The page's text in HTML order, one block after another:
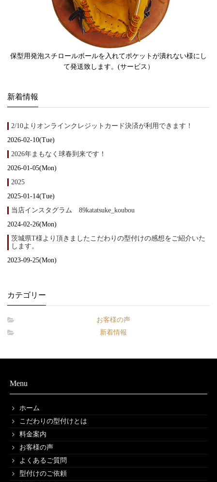
保型用発泡スチロールボールを入れてポケットが潰れない様にし
て発送致します。(サービス）
新着情報
2/10よりオンラインクレジットカード決済が利用できます！
2026-02-10(Tue)
2026年まもなく球春到来です！
2026-01-05(Mon)
2025
2025-01-14(Tue)
当店インスタグラム 89katatsuke_koubou
2024-02-26(Mon)
茨城県T様より頂きましたこだわりの型付けの感想をご紹介いた
します。
2023-09-25(Mon)
カテゴリー
お客様の声
新着情報
Menu
ホーム
こだわりの型付けとは
料金案内
お客様の声
よくあるご質問
型付けのご依頼